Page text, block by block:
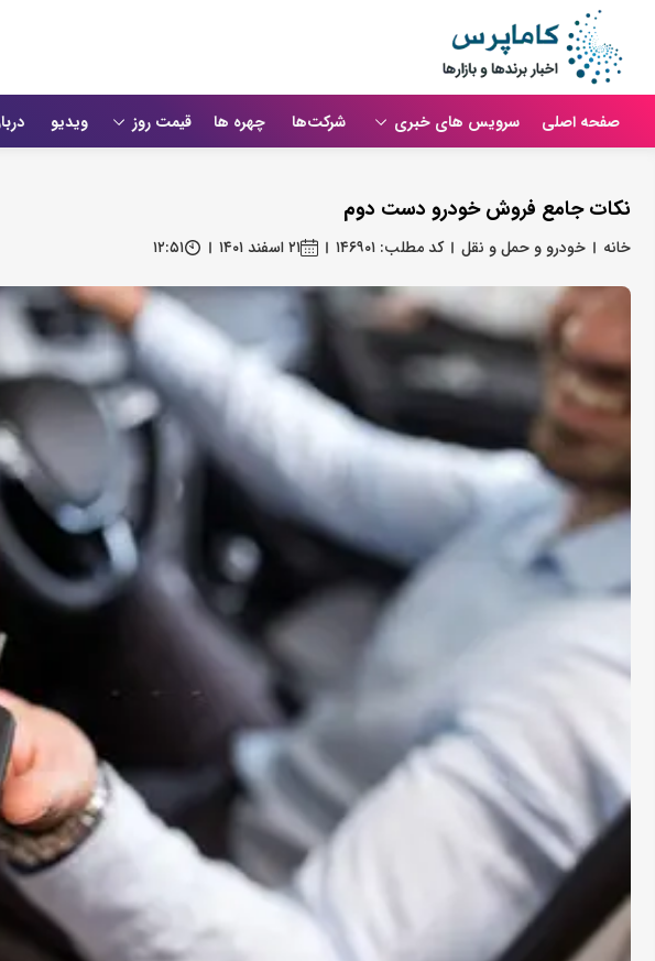
صفحه اصلی سرویس های خبری شرکت‌ها چهره ها قیمت روز ویدیو
نکات جامع فروش خودرو دست دوم
خانه خودرو و حمل و نقل کد مطلب: ۱۴۶۹۰۱ ۲۱ اسفند ۱۴۰۱ ۱۲:۵۱